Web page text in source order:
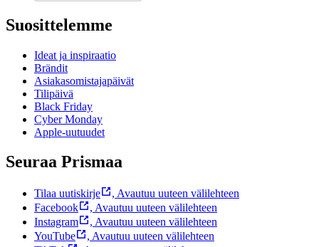
Suosittelemme
Ideat ja inspiraatio
Brändit
Asiakasomistajapäivät
Tilipäivä
Black Friday
Cyber Monday
Apple-uutuudet
Seuraa Prismaa
Tilaa uutiskirje , Avautuu uuteen välilehteen
Facebook
, Avautuu uuteen välilehteen
Instagram
, Avautuu uuteen välilehteen
YouTube
, Avautuu uuteen välilehteen